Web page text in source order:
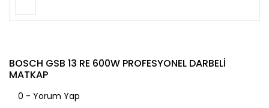
BOSCH GSB 13 RE 600W PROFESYONEL DARBELİ
MATKAP
0 - Yorum Yap